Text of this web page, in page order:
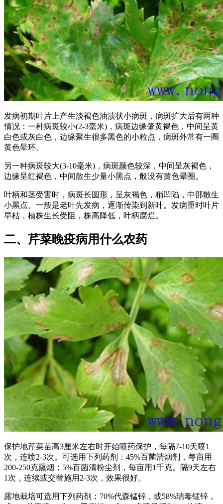
发病初期叶片上产生淡褐色油渍状小病斑，病斑扩大后有两种
情况：一种病斑较小(2-3毫米)，病斑边缘肇黄褐色，中间呈黄
白色或灰白色，边缘聚生很多黑色的小粒点，病斑外常有一圈
黄色晕环。
另一种病斑较大(3-10毫米)，病斑颜色较深，中间呈灰褐色，
边缘呈红褐色，中间散生少量小黑点，般没有黄色晕圈。
叶柄和茎受害时，病斑长圆形，呈灰褐色，稍凹陷，中部散生
小黑点。一般是老叶先发病，逐渐传染到新叶。发病重时叶片
早枯，植株生长受阻，株高降低，叶柄腐烂。
二、芹菜晚疫病用什么农药
保护地芹菜苗高3厘米左右时开始喷药保护，每隔7-10天喷1
次，连喷2-3次。可选用下列药剂：45%百菌清烟剂，每亩用
200-250克熏烟；5%百菌清粉尘剂，每亩用1千克。隔9天左右
1次，连续或交替施用2-3次，效果很好。
露地栽培可选用下列药剂：70%代森锰锌，或58%瑞毒锰锌，